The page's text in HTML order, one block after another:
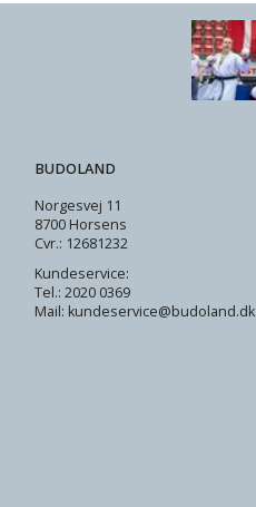
BUDOLAND
Norgesvej 11
8700 Horsens
Cvr.: 12681232
Kundeservice:
Tel.: 2020 0369
Mail: kundeservice@budoland.dk